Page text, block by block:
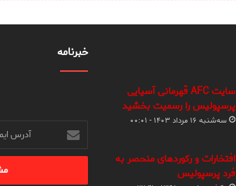
سایت AFC قهرمانی آسیایی
پرسپولیس را رسمیت بخشید
سه‌شنبه ۱۶ مرداد ۱۴۰۳ - ۰۰:۰۱
افتخارات و رکوردهای منحصر به
فرد پرسپولیس
خبرنامه
آدرس
ایمیل
خود